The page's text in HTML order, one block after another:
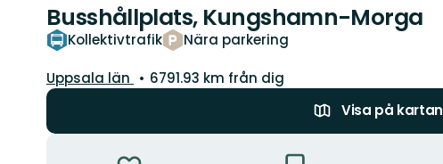
Busshållplats, Kungshamn-Morga
Kollektivtrafik Nära parkering
Län:
Uppsala län
6791.93 km från dig
Visa på kartan